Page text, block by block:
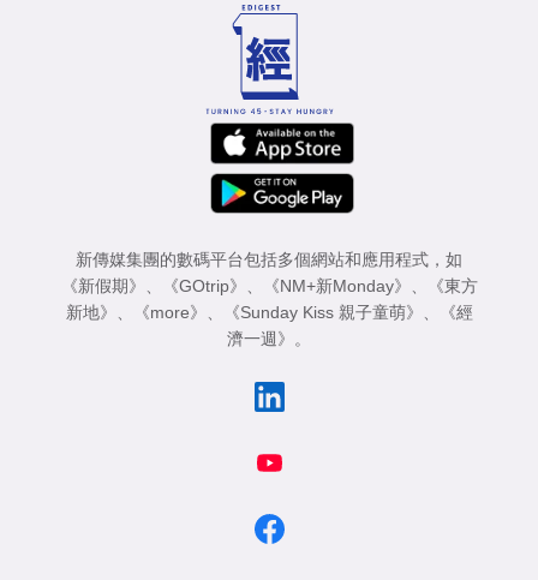
新傳媒集團的數碼平台包括多個網站和應用程式，如
《新假期》
《GOtrip》 《NM+新Monday》
《東方
新地》
《more》 《Sunday Kiss 親子童萌》
《經
濟一週》
。